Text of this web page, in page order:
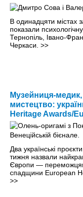
В одинадцяти містах
показали
Тернопіль, Івано-
Черкаси. >>
Музейниця-медик,
мистецтво:
Heritage Awards/
Два українські
тижня назвали
Європи —
спадщини European
>>